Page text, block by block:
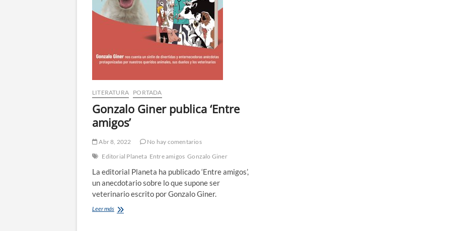
LITERATURA PORTADA
Gonzalo Giner publica ‘Entre
amigos’
Abr 8, 2022
No hay comentarios
Editorial Planeta Entre amigos Gonzalo Giner
La editorial Planeta ha publicado ‘Entre amigos’,
un anecdotario sobre lo que supone ser
veterinario escrito por Gonzalo Giner.
Leer másGonzalo